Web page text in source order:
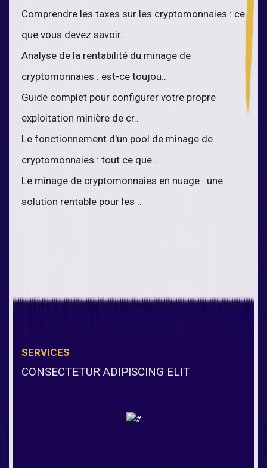
Comprendre les taxes sur les cryptomonnaies : ce
que vous devez savoir..
Analyse de la rentabilité du minage de
cryptomonnaies : est-ce toujou..
Guide complet pour configurer votre propre
exploitation minière de cr..
Le fonctionnement d'un pool de minage de
cryptomonnaies : tout ce que ..
Le minage de cryptomonnaies en nuage : une
solution rentable pour les ..
SERVICES
CONSECTETUR ADIPISCING ELIT